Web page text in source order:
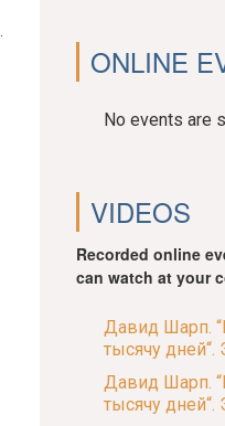
ONLINE
No events are
VIDEOS
Recorded online
can watch at your
Давид Шарп.
тысячу дней“.
Давид Шарп.
тысячу дней“.